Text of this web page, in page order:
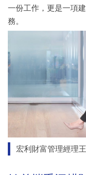
專
訂
專
區
一份工作，更是一項
務。
宏利財富管理經理